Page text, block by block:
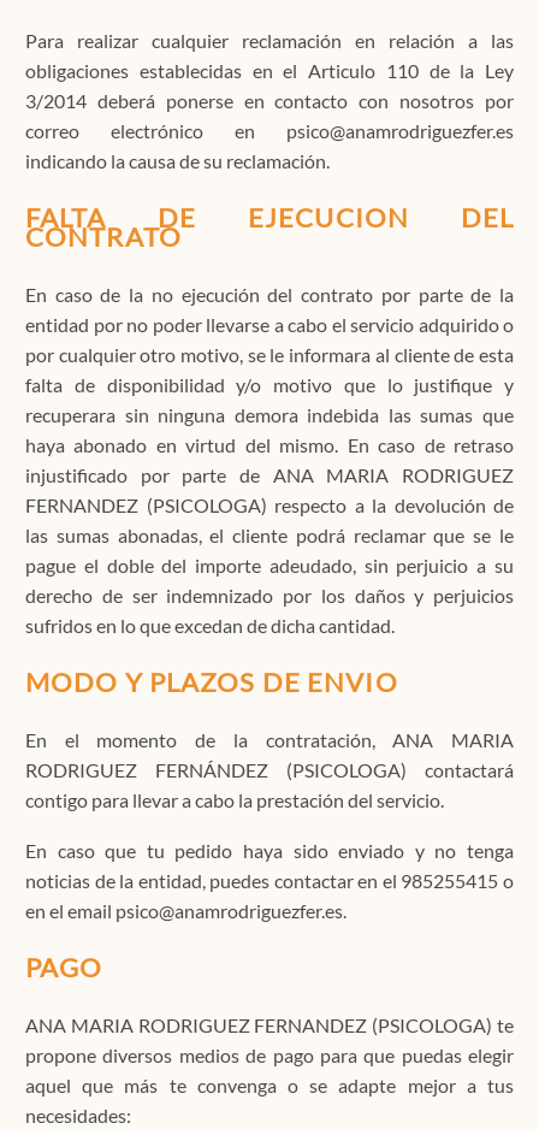
Para realizar cualquier reclamación en relación a las
obligaciones establecidas en el Articulo 110 de la Ley
3/2014 deberá ponerse en contacto con nosotros por
correo electrónico en psico@anamrodriguezfer.es
indicando la causa de su reclamación.
FALTA DE EJECUCION DEL
CONTRATO
En caso de la no ejecución del contrato por parte de la
entidad por no poder llevarse a cabo el servicio adquirido o
por cualquier otro motivo, se le informara al cliente de esta
falta de disponibilidad y/o motivo que lo justifique y
recuperara sin ninguna demora indebida las sumas que
haya abonado en virtud del mismo. En caso de retraso
injustificado por parte de ANA MARIA RODRIGUEZ
FERNANDEZ (PSICOLOGA) respecto a la devolución de
las sumas abonadas, el cliente podrá reclamar que se le
pague el doble del importe adeudado, sin perjuicio a su
derecho de ser indemnizado por los daños y perjuicios
sufridos en lo que excedan de dicha cantidad.
MODO Y PLAZOS DE ENVIO
En el momento de la contratación, ANA MARIA
RODRIGUEZ FERNÁNDEZ (PSICOLOGA) contactará
contigo para llevar a cabo la prestación del servicio.
En caso que tu pedido haya sido enviado y no tenga
noticias de la entidad, puedes contactar en el 985255415 o
en el email psico@anamrodriguezfer.es.
PAGO
ANA MARIA RODRIGUEZ FERNANDEZ (PSICOLOGA) te
propone diversos medios de pago para que puedas elegir
aquel que más te convenga o se adapte mejor a tus
necesidades: